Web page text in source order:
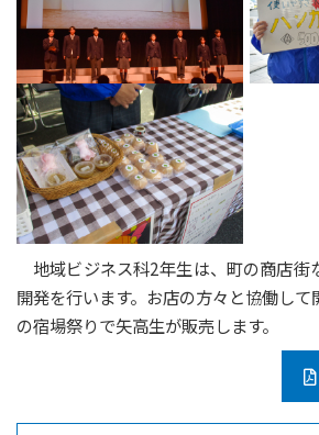
地域ビジネス科2年生は、町の商店街
開発を行います。お店の方々と協働し
の宿場祭りで矢高生が販売します。